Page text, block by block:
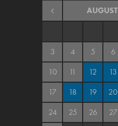
AUGUST
3
4 5 6
10
11 12 13
17
18 19 20
24
25 26 27